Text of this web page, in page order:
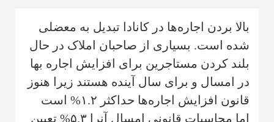
بالا بردن اجاره‌ها در کانادا تبدیل به معضلی
شده است. بسیاری از صاحبان املاک در حال
بلند کردن مستاجرین برای افزایش اجاره بها
در امسال و برای سال آینده هستند زیرا هنوز
قانون افزایش اجاره‌ها حداکثر ۱.۲% است
اما محاسبات قانونی امسال آنرا ۵.۳% تعیین